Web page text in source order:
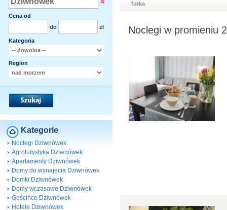
Cena od
do
zł
Kategoria
Region
Kategorie
Noclegi Dziwnówek
Agroturystyka Dziwnówek
Apartamenty Dziwnówek
Domy do wynajęcia Dziwnówek
Domki Dziwnówek
Domy wczasowe Dziwnówek
Gościńce Dziwnówek
Hotele Dziwnówek
fotka
Noclegi w promieniu